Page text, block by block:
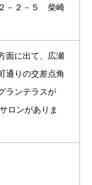
－２－５ 柴崎
面に出て、広瀬
通りの交差点角
ランテラスが
ロンがありま